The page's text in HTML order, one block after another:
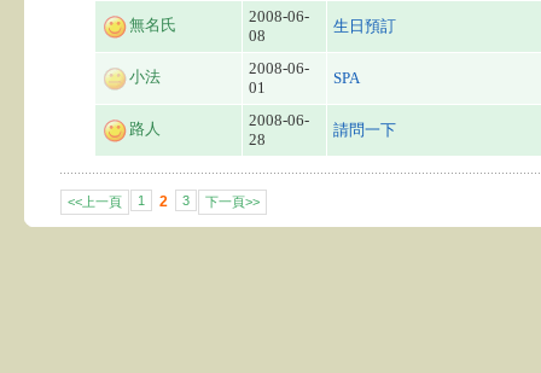
無名氏
2008-06-
08
生日預訂
小法
2008-06-
01
SPA
路人
2008-06-
28
請問一下
<<上一頁 1 2 3 下一頁>>